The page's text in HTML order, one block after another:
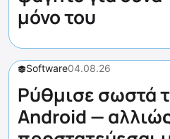
μόνο του
Software04.08.26
Ρύθμισε σωστά
Android —